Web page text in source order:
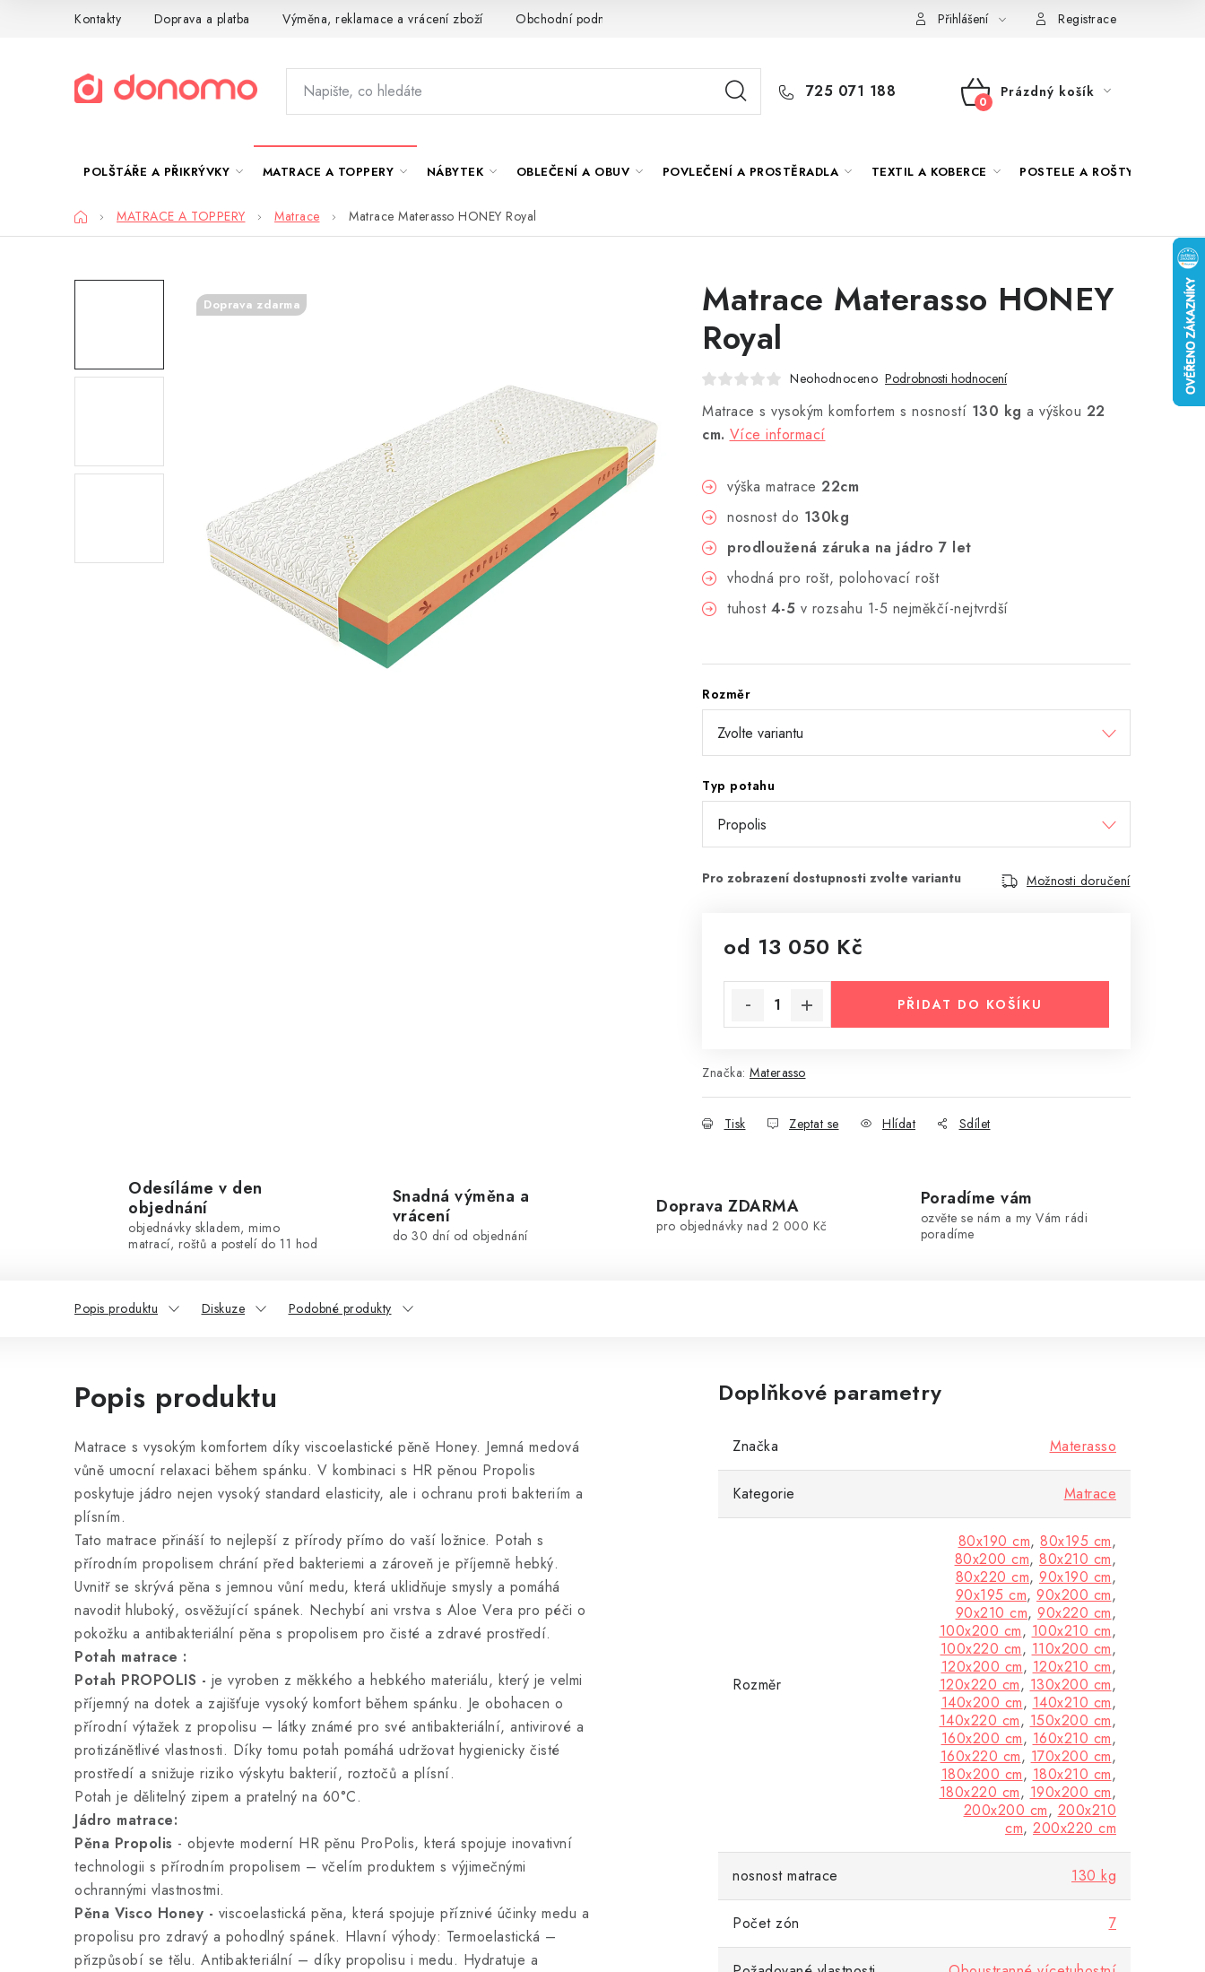
Kontakty Doprava a platba Výměna, reklamace a vrácení zboží Obchodní podmínky Jak správně vybrat Podmínky ochrany osobních údajů
Přihlášení Registrace
725 071 188
NÁKUPNÍ
Prázdný košík
POLŠTÁŘE A PŘIKRÝVKY MATRACE A TOPPERY NÁBYTEK OBLEČENÍ A OBUV POVLEČENÍ A PROSTĚRADLA TEXTIL A KOBERCE POSTELE A ROŠTY
DomůMATRACE A TOPPERY Matrace Matrace Materasso HONEY Royal
Matrace Materasso HONEY
Royal
Neohodnoceno Podrobnosti hodnocení
Matrace s vysokým komfortem s nosností 130 kg a výškou 22
cm. Více informací
výška matrace 22cm
nosnost do 130kg
prodloužená záruka na jádro 7 let
vhodná pro rošt, polohovací rošt
tuhost 4-5 v rozsahu 1-5 nejměkčí-nejtvrdší
Rozměr
Typ potahu
Možnosti doručení
od 13 050 Kč
PŘIDAT DO KOŠÍKU
Značka: Materasso
Tisk Zeptat se Hlídat Sdílet
Doprava zdarma
Odesíláme v den
objednání
objednávky skladem, mimo
matrací, roštů a postelí do 11 hod
Snadná výměna a
vrácení
do 30 dní od objednání
Doprava ZDARMA
pro objednávky nad 2 000 Kč
Poradíme vám
ozvěte se nám a my Vám rádi
poradíme
Popis produktu Diskuze Podobné produkty
Popis produktu
Matrace s vysokým komfortem díky viscoelastické pěně Honey. Jemná medová
vůně umocní relaxaci během spánku. V kombinaci s HR pěnou Propolis
poskytuje jádro nejen vysoký standard elasticity, ale i ochranu proti bakteriím a
plísním.
Tato matrace přináší to nejlepší z přírody přímo do vaší ložnice. Potah s
přírodním propolisem chrání před bakteriemi a zároveň je příjemně hebký.
Uvnitř se skrývá pěna s jemnou vůní medu, která uklidňuje smysly a pomáhá
navodit hluboký, osvěžující spánek. Nechybí ani vrstva s Aloe Vera pro péči o
pokožku a antibakteriální pěna s propolisem pro čisté a zdravé prostředí.
Potah matrace :
Potah PROPOLIS - je vyroben z měkkého a hebkého materiálu, který je velmi
příjemný na dotek a zajišťuje vysoký komfort během spánku. Je obohacen o
přírodní výtažek z propolisu – látky známé pro své antibakteriální, antivirové a
protizánětlivé vlastnosti. Díky tomu potah pomáhá udržovat hygienicky čisté
prostředí a snižuje riziko výskytu bakterií, roztočů a plísní.
Potah je dělitelný zipem a pratelný na 60°C.
Jádro matrace:
Pěna Propolis - objevte moderní HR pěnu ProPolis, která spojuje inovativní
technologii s přírodním propolisem – včelím produktem s výjimečnými
ochrannými vlastnostmi.
Pěna Visco Honey - viscoelastická pěna, která spojuje příznivé účinky medu a
propolisu pro zdravý a pohodlný spánek. Hlavní výhody: Termoelastická –
přizpůsobí se tělu. Antibakteriální – díky propolisu i medu. Hydratuje a
Doplňkové parametry
Značka Materasso
Kategorie Matrace
Rozměr
80x190 cm, 80x195 cm,
80x200 cm, 80x210 cm,
80x220 cm, 90x190 cm,
90x195 cm, 90x200 cm,
90x210 cm, 90x220 cm,
100x200 cm, 100x210 cm,
100x220 cm, 110x200 cm,
120x200 cm, 120x210 cm,
120x220 cm, 130x200 cm,
140x200 cm, 140x210 cm,
140x220 cm, 150x200 cm,
160x200 cm, 160x210 cm,
160x220 cm, 170x200 cm,
180x200 cm, 180x210 cm,
180x220 cm, 190x200 cm,
200x200 cm, 200x210
cm, 200x220 cm
nosnost matrace 130 kg
Počet zón 7